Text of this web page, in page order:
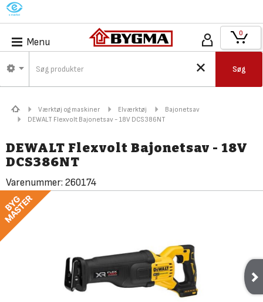
M
Menu
Søg
0
Værktøj og maskiner Elværktøj
Bajonetsav
DEWALT Flexvolt Bajonetsav - 18V DCS386NT
DEWALT Flexvolt Bajonetsav - 18V
DCS386NT
Varenummer: 260174